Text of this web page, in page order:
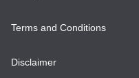
Terms and Conditions
Disclaimer